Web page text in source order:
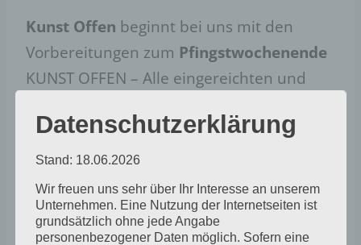
Kunst Offen beginnt bei uns mit den
Vorbereitungen zum Pfingstwochenende
KUNST OFFEN – Alle eingereichten und
werden zusammen mit den Künstlerinnen
am Donnerstag und Freitag nachmittags
in unseren Räumen aufgehängt. Gern
können schon Interessierte dazu kommen
und mithelfen, wir freuen uns!
Datenschutzerklärung
Stand: 18.06.2026
Wir freuen uns sehr über Ihr Interesse an unserem
Unternehmen. Eine Nutzung der Internetseiten ist
grundsätzlich ohne jede Angabe
personenbezogener Daten möglich. Sofern eine